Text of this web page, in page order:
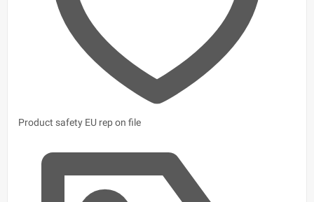
Product safety EU rep on file